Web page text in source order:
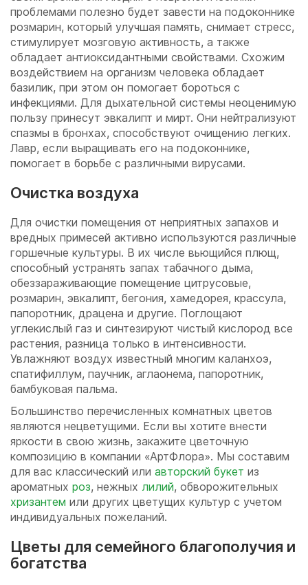
проблемами полезно будет завести на подоконнике
розмарин, который улучшая память, снимает стресс,
стимулирует мозговую активность, а также
обладает антиоксидантными свойствами. Схожим
воздействием на организм человека обладает
базилик, при этом он помогает бороться с
инфекциями. Для дыхательной системы неоценимую
пользу принесут эвкалипт и мирт. Они нейтрализуют
спазмы в бронхах, способствуют очищению легких.
Лавр, если выращивать его на подоконнике,
помогает в борьбе с различными вирусами.
Очистка воздуха
Для очистки помещения от неприятных запахов и
вредных примесей активно используются различные
горшечные культуры. В их числе вьющийся плющ,
способный устранять запах табачного дыма,
обеззараживающие помещение цитрусовые,
розмарин, эвкалипт, бегония, хамедорея, крассула,
папоротник, драцена и другие. Поглощают
углекислый газ и синтезируют чистый кислород все
растения, разница только в интенсивности.
Увлажняют воздух известный многим каланхоэ,
спатифиллум, паучник, аглаонема, папоротник,
бамбуковая пальма.
Большинство перечисленных комнатных цветов
являются нецветущими. Если вы хотите внести
яркости в свою жизнь, закажите цветочную
композицию в компании «АртФлора». Мы составим
для вас классический или авторский букет из
ароматных роз, нежных лилий, обворожительных
хризантем или других цветущих культур с учетом
индивидуальных пожеланий.
Цветы для семейного благополучия и
богатства